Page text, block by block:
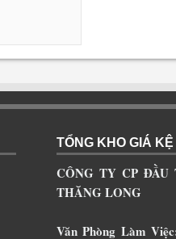
TỔNG KHO GIÁ KỆ
CÔNG TY CP
THĂNG LONG
Văn Phòng Làm